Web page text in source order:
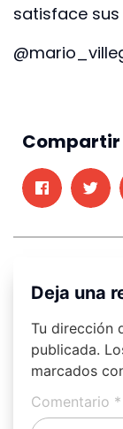
satisface
Compartir
Deja una
Tu dirección
publicada.
marcados
Comentario *